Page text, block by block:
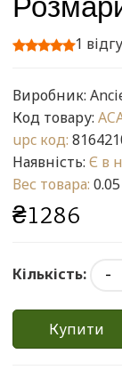
1
Виробник:
Код товару:
upc код:
Наявність: Є в
Вес товара: 0.05
₴1286
Кількість:
Купити